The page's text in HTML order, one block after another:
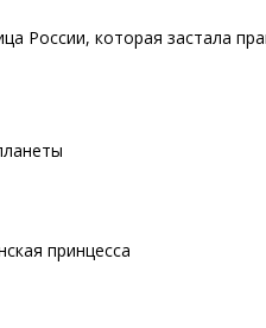
России, которая застала
принцесса